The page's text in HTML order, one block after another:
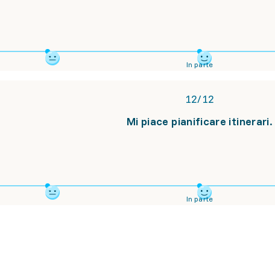
In parte
12/12
Mi piace pianificare itinerari.
In parte